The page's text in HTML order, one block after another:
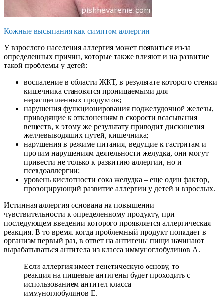
Кожные высыпания как симптом аллергии
У взрослого населения аллергия может появиться из-за
определенных причин, которые также влияют и на развитие
такой проблемы у детей:
воспаление в области ЖКТ, в результате которого стенки
кишечника становятся проницаемыми для
нерасщепленных продуктов;
нарушения функционирования поджелудочной железы,
приводящие к отклонениям в скорости всасывания
веществ, к этому же результату приводит дискинезия
желчевыводящих путей, кишечника;
нарушения в режиме питания, ведущие к гастритам и
прочим нарушениям деятельности желудка, они могут
привести не только к развитию аллергии, но и
псевдоаллергии;
уровень кислотности сока желудка – еще один фактор,
провоцирующий развитие аллергии у детей и взрослых.
Истинная аллергия основана на повышении
чувствительности к определенному продукту, при
последующем введении которого проявляется аллергическая
реакция. В то время, когда проблемный продукт попадает в
организм первый раз, в ответ на антигены пищи начинают
вырабатываться антитела из класса иммуноглобулинов А.
Если аллергия имеет генетическую основу, то
реакция на пищевые антигены будет проходить с
использованием антител класса
иммуноглобулинов Е.